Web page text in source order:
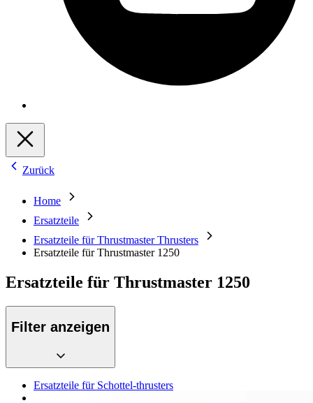
Zurück
Home
Ersatzteile
Ersatzteile für Thrustmaster Thrusters
Ersatzteile für Thrustmaster 1250
Ersatzteile für Thrustmaster 1250
Filter anzeigen
Ersatzteile für Schottel-thrusters